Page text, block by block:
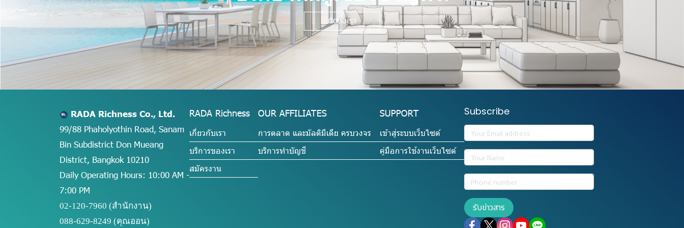
ติดต่อเรา
RADA Richness Co., Ltd.
99/88 Phaholyothin Road, Sanam
Bin Subdistrict Don Mueang
District, Bangkok 10210
Daily Operating Hours: 10:00 AM -
7:00 PM
02-120-7960 (สำนักงาน)
088-629-8249 (คุณออน)
RADA Richness
เกี่ยวกับเรา
บริการของเรา
สมัครงาน
OUR AFFILIATES
การตลาด และมัลติมีเดีย ครบวงจร
บริการทำบัญชี
SUPPORT
เข้าสู่ระบบเว็บไซต์
คู่มือการใช้งานเว็บไซต์
Subscribe
รับข่าวสาร